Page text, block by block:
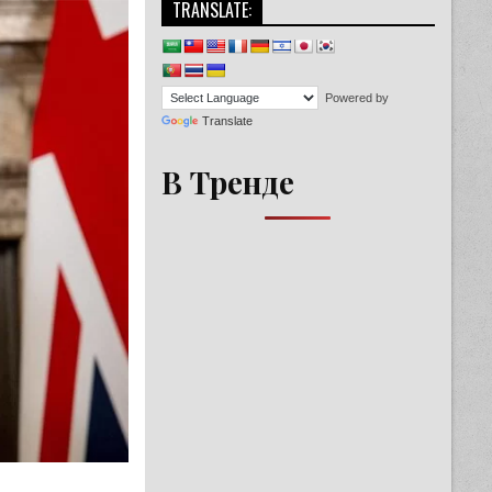
TRANSLATE:
Powered by
Translate
В Тренде